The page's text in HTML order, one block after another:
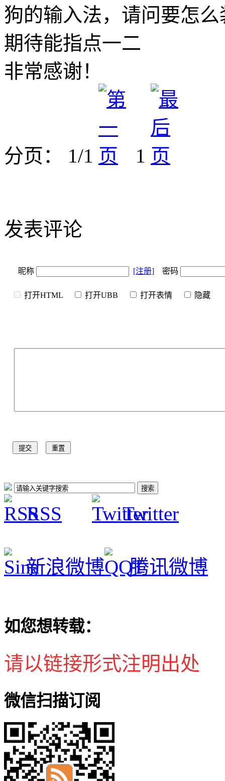
狗的输入法，请问要怎么
期待能指点一二
非常感谢！
分页： 1/1 1
发表评论
昵称 [注册] 密码
打开HTML 打开UBB 打开表情 隐
RSS Twitter
新浪微博 腾讯微博
如您想转载：
请以链接形式注明出处
微信扫描订阅